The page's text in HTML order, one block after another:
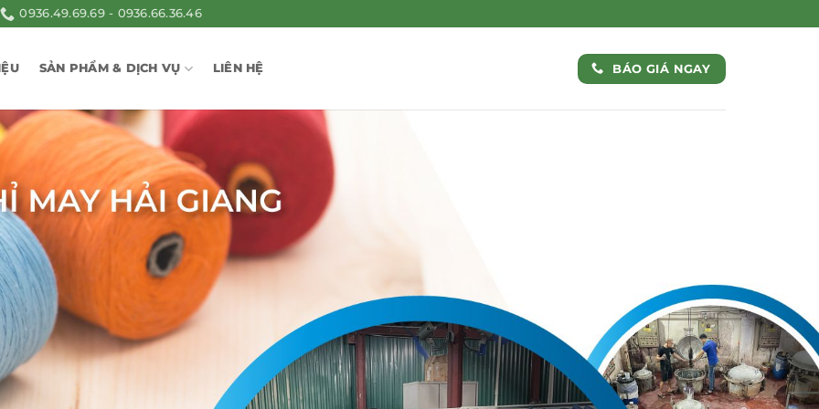
0936.49.69.69 - 0936.66.36.46
SẢN PHẨM & DỊCH VỤ LIÊN HỆ BÁO GIÁ NGAY